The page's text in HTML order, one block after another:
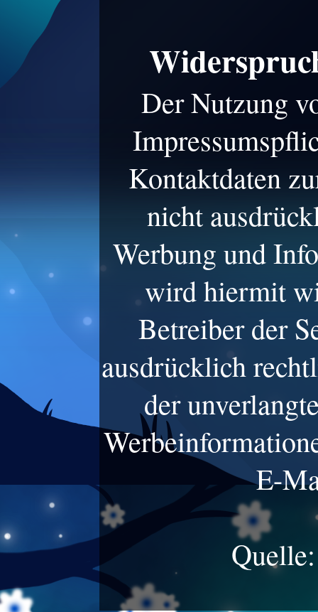
Der Nutzung
Kontaktdaten
nicht
Werbung und
wird hiermit
Betreiber der
ausdrücklich
der
E-